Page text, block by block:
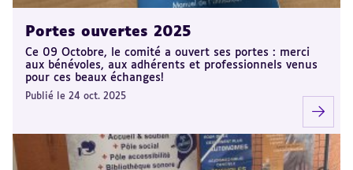
Portes ouvertes 2025
Ce 09 Octobre, le comité a ouvert ses portes : merci
aux bénévoles, aux adhérents et professionnels venus
pour ces beaux échanges!
Publié le 24 oct. 2025